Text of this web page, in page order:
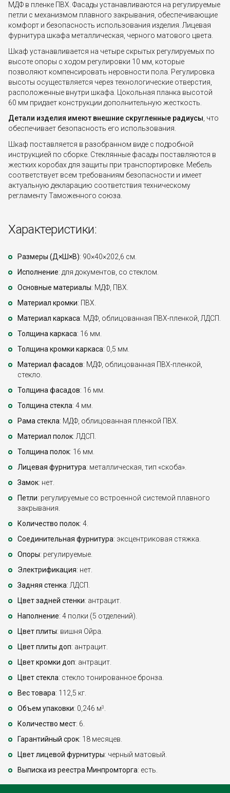
МДФ в пленке ПВХ. Фасады устанавливаются на регулируемые
петли с механизмом плавного закрывания, обеспечивающие
комфорт и безопасность использования изделия. Лицевая
фурнитура шкафа металлическая, черного матового цвета.
Шкаф устанавливается на четыре скрытых регулируемых по
высоте опоры с ходом регулировки 10 мм, которые
позволяют компенсировать неровности пола. Регулировка
высоты осуществляется через технологические отверстия,
расположенные внутри шкафа. Цокольная планка высотой
60 мм придает конструкции дополнительную жесткость.
Детали изделия имеют внешние скругленные радиусы, что
обеспечивает безопасность его использования.
Шкаф поставляется в разобранном виде с подробной
инструкцией по сборке. Стеклянные фасады поставляются в
жестких коробах для защиты при транспортировке. Мебель
соответствует всем требованиям безопасности и имеет
актуальную декларацию соответствия техническому
регламенту Таможенного союза.
Характеристики:
Размеры (Д×Ш×В): 90×40×202,6 см.
Исполнение: для документов, со стеклом.
Основные материалы: МДФ, ПВХ.
Материал кромки: ПВХ.
Материал каркаса: МДФ, облицованная ПВХ-пленкой, ЛДСП.
Толщина каркаса: 16 мм.
Толщина кромки каркаса: 0,5 мм.
Материал фасадов: МДФ, облицованная ПВХ-пленкой,
стекло.
Толщина фасадов: 16 мм.
Толщина стекла: 4 мм.
Рама стекла: МДФ, облицованная пленкой ПВХ.
Материал полок: ЛДСП.
Толщина полок: 16 мм.
Лицевая фурнитура: металлическая, тип «скоба».
Замок: нет.
Петли: регулируемые со встроенной системой плавного
закрывания.
Количество полок: 4.
Соединительная фурнитура: эксцентриковая стяжка.
Опоры: регулируемые.
Электрификация: нет.
Задняя стенка: ЛДСП.
Цвет задней стенки: антрацит.
Наполнение: 4 полки (5 отделений).
Цвет плиты: вишня Ойра.
Цвет плиты доп: антрацит.
Цвет кромки доп: антрацит.
Цвет стекла: стекло тонированное бронза.
Вес товара: 112,5 кг.
Объем упаковки: 0,246 м3
Количество мест: 6.
Гарантийный срок: 18 месяцев.
Цвет лицевой фурнитуры: черный матовый.
Выписка из реестра Минпромторга: есть.